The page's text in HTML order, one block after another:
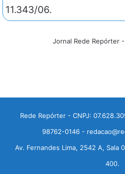
11.343/06.
Jornal Rede Repórter
Rede Repórter - CNPJ:
98762-0146 -
Av. Fernandes Lima, 2542 A, Sala
400.